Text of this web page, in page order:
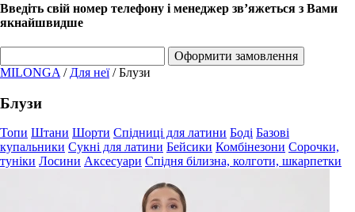
Введіть свій номер телефону і менеджер зв’яжеться з Вами
якнайшвидше
Оформити замовлення
MILONGA / Для неї/Блузи
Блузи
Топи Штани Шорти Спідниці для латини Боді Базові
купальники Сукні для латини Бейсики Комбінезони Сорочки,
туніки Лосини Аксесуари Спідня білизна, колготи, шкарпетки